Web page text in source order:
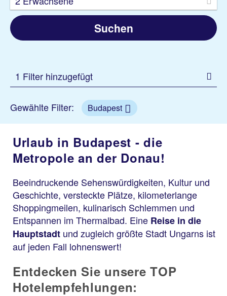
Suchen
1 Filter hinzugefügt
Gewählte Filter: Budapest
Urlaub in Budapest - die
Metropole an der Donau!
Beeindruckende Sehenswürdigkeiten, Kultur und
Geschichte, versteckte Plätze, kilometerlange
Shoppingmeilen, kulinarisch Schlemmen und
Entspannen im Thermalbad. Eine Reise in die
Hauptstadt und zugleich größte Stadt Ungarns ist
auf jeden Fall lohnenswert!
Entdecken Sie unsere TOP
Hotelempfehlungen: